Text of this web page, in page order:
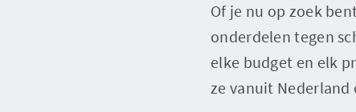
Of je nu op zoek
onderdelen tegen
elke budget en elk
ze vanuit Nederland